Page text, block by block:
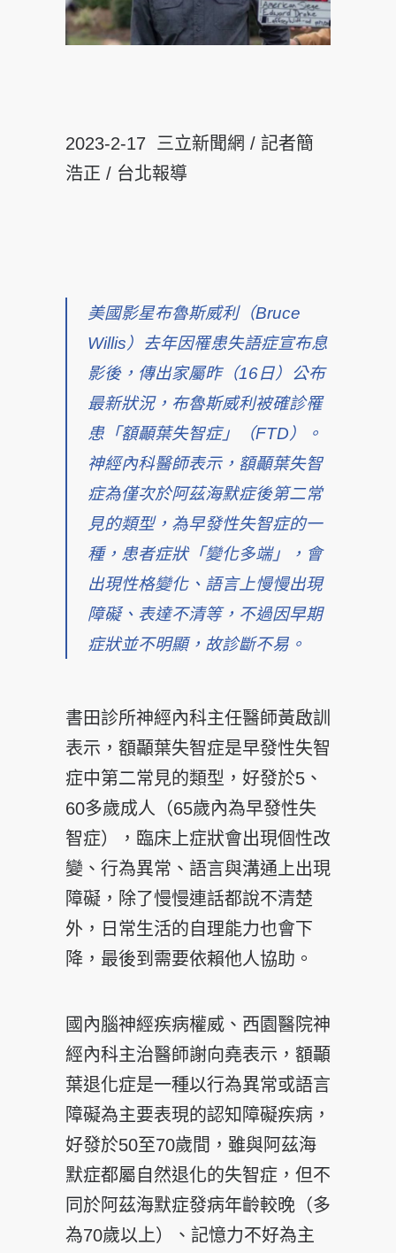
2023-2-17 三立新聞網 / 記者簡
浩正 / 台北報導
美國影星布魯斯威利（Bruce
Willis）去年因罹患失語症宣布息
影後，傳出家屬昨（16日）公布
最新狀況，布魯斯威利被確診罹
患「額顳葉失智症」（FTD）。
神經內科醫師表示，額顳葉失智
症為僅次於阿茲海默症後第二常
見的類型，為早發性失智症的一
種，患者症狀「變化多端」，會
出現性格變化、語言上慢慢出現
障礙、表達不清等，不過因早期
症狀並不明顯，故診斷不易。
書田診所神經內科主任醫師黃啟訓
表示，額顳葉失智症是早發性失智
症中第二常見的類型，好發於5、
60多歲成人（65歲內為早發性失
智症），臨床上症狀會出現個性改
變、行為異常、語言與溝通上出現
障礙，除了慢慢連話都說不清楚
外，日常生活的自理能力也會下
降，最後到需要依賴他人協助。
國內腦神經疾病權威、西園醫院神
經內科主治醫師謝向堯表示，額顳
葉退化症是一種以行為異常或語言
障礙為主要表現的認知障礙疾病，
好發於50至70歲間，雖與阿茲海
默症都屬自然退化的失智症，但不
同於阿茲海默症發病年齡較晚（多
為70歲以上）、記憶力不好為主